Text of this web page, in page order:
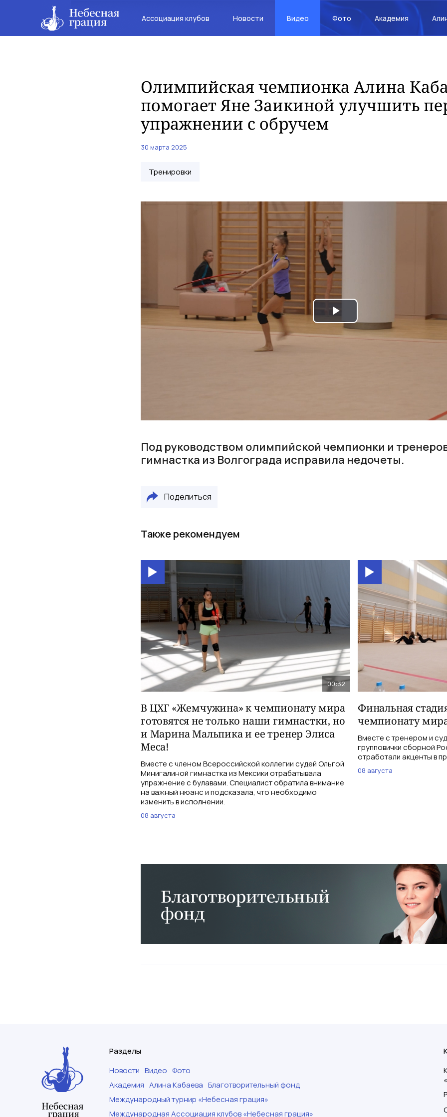
Ассоциация клубов Новости Видео Фото Академия
Олимпийская чемпионка Алина
помогает Яне Заикиной улучшить
упражнении с обручем
30 марта 2025
Тренировки
Play
Video
Под руководством олимпийской чемпионки и
гимнастка из Волгограда исправила недочеты.
Поделиться
Также рекомендуем
00:32
В ЦХГ «Жемчужина» к чемпионату мира
готовятся не только наши гимнастки, но
и Марина Мальпика и ее тренер Элиса
Меса!
Вместе с членом Всероссийской коллегии судей Ольгой
Минигалиной гимнастка из Мексики отрабатывала
упражнение с булавами. Специалист обратила внимание
на важный нюанс и подсказала, что необходимо
изменить в исполнении.
08 августа
Финальная
чемпионату
Вместе с тренером и
групповички сборной
отработали акценты в
08 августа
Разделы
Новости Видео Фото
Академия Алина Кабаева Благотворительный фонд
Международный турнир «Небесная грация»
Международная Ассоциация клубов «Небесная грация»